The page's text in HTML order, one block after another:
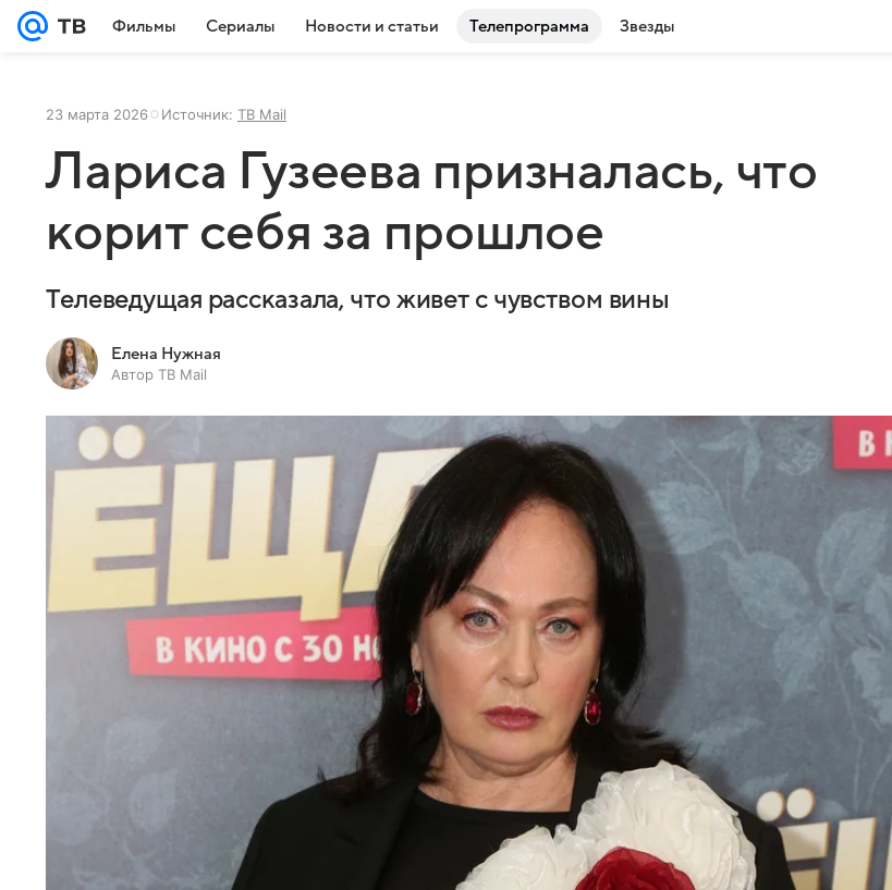
Фильмы Сериалы Новости и статьи Телепрограмма Звезды
23 марта 2026 Источник: ТВ Mail
Лариса Гузеева призналась, что
корит себя за прошлое
Телеведущая рассказала, что живет с чувством вины
Елена Нужная
Автор ТВ Mail